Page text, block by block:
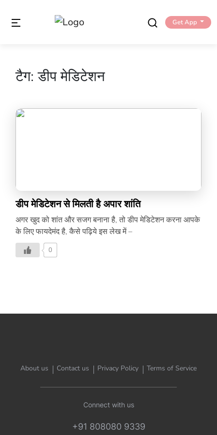
Get App
टैग:डीप मेडिटेशन
डीप मेडिटेशन से मिलती है अपार शांति
अगर खुद को शांत और सजग बनाना है, तो डीप मेडिटेशन करना आपके
के लिए फायदेमंद है, कैसे पढ़िये इस लेख में –
0
About us Contact us Privacy Policy Terms of Service
Connect with us
+91 808080 9339